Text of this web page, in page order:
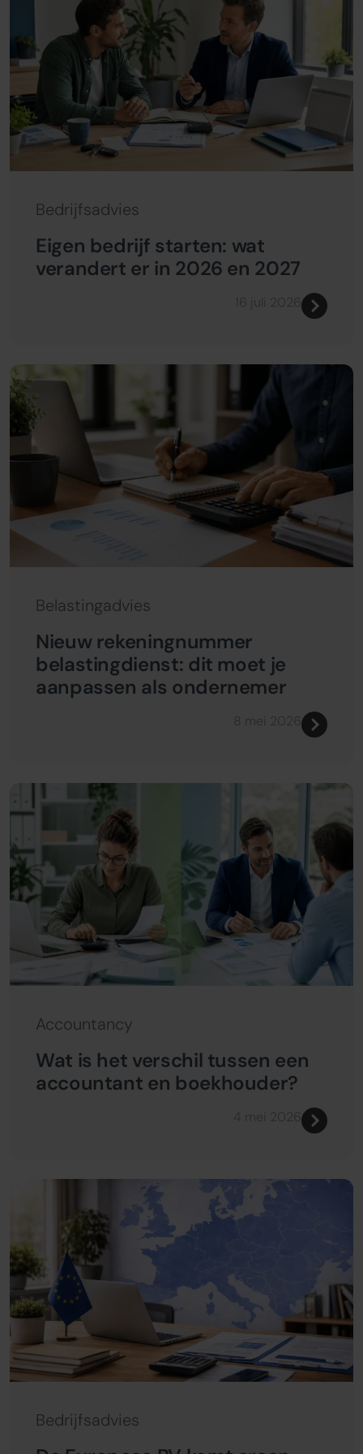
Bedrijfsadvies
Eigen bedrijf starten: wat
verandert er in 2026 en 2027
Belastingadvies
Nieuw rekeningnummer
belastingdienst: dit moet je
aanpassen als ondernemer
Accountancy
Wat is het verschil tussen een
accountant en boekhouder?
Bedrijfsadvies